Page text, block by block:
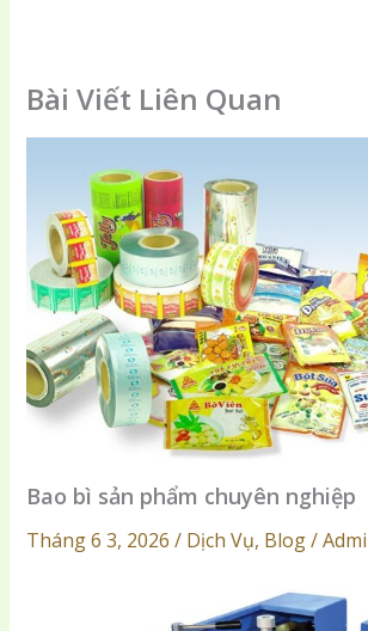
Bài Viết Liên Quan
Bao bì sản phẩm chuyên nghiệp
Tháng 6 3, 2026 / Dịch Vụ, Blog /